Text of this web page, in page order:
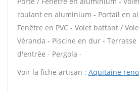
roulant en aluminium - Portail en
Fenêtre en PVC - Volet battant /
Véranda - Piscine en dur - Terrasse
d'entrée - Pergola -
Voir la fiche artisan : Aquitaine